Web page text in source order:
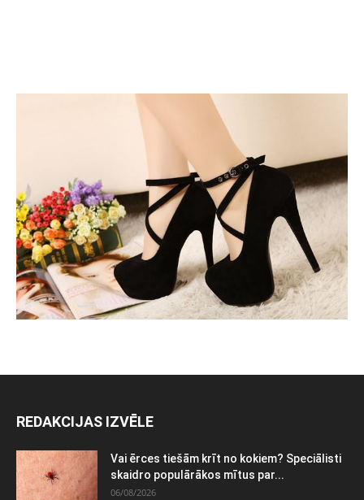
REDAKCIJAS IZVĒLE
Vai ērces tiešām krīt no kokiem? Speciālisti
skaidro populārākos mītus par...
06/08/2026